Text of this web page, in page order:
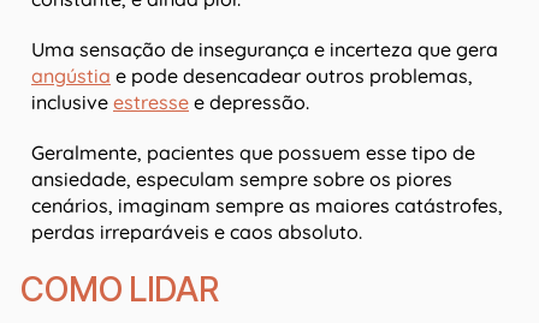
Uma sensação de insegurança e incerteza que gera
angústia e pode desencadear outros problemas,
inclusive estresse e depressão.
Geralmente, pacientes que possuem esse tipo de
ansiedade, especulam sempre sobre os piores
cenários, imaginam sempre as maiores catástrofes,
perdas irreparáveis e caos absoluto.
COMO LIDAR